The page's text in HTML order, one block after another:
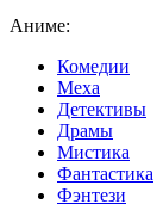
Аниме:
Комедии
Меха
Детективы
Драмы
Мистика
Фантастика
Фэнтези